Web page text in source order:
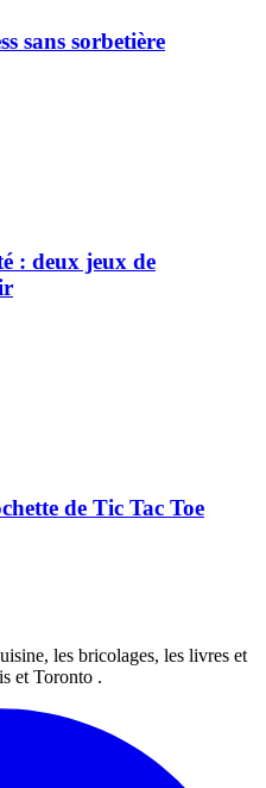
sans sorbetière
: deux jeux de
de Tic Tac Toe
les bricolages, les livres et
et Toronto .